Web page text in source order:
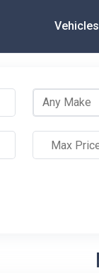
Vehicles